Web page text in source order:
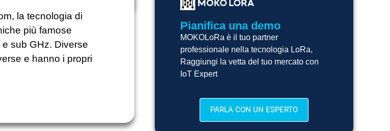
la tecnologia di
più famose
sub GHz. Diverse
e hanno i propri
Pianifica una demo
MOKOLoRa è il tuo partner
professionale nella tecnologia LoRa,
Raggiungi la vetta del tuo mercato con
IoT Expert
PARLA CON UN ESPERTO